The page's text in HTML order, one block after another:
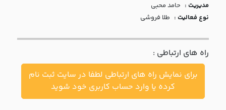
مقالات
اخبار
پرسش
متداول
خواست
مدیریت : حامد محبي
نوع فعالیت : طلا فروشی
راه های ارتباطی :
برای نمایش راه های ارتباطی لطفا در سایت ثبت نام
کرده یا وارد حساب کاربری خود شوید